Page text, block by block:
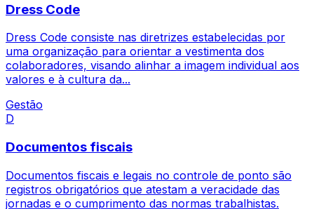
Dress Code
Dress Code consiste nas diretrizes estabelecidas por
uma organização para orientar a vestimenta dos
colaboradores, visando alinhar a imagem individual aos
valores e à cultura da...
Gestão
D
Documentos fiscais
Documentos fiscais e legais no controle de ponto são
registros obrigatórios que atestam a veracidade das
jornadas e o cumprimento das normas trabalhistas.